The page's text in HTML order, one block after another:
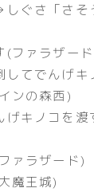
ぐさ「さそ
(ファラザー
してでんげキ
ンの森西)
げキノコを渡
ァラザード)
魔王城)